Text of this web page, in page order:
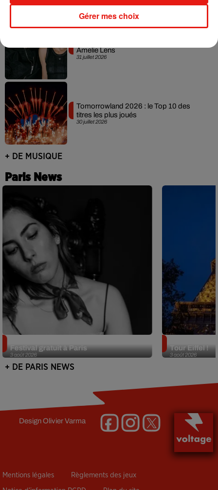
31 juillet 2026
Amelie Lens
30 juillet 2026
Tomorrowland 2026 : le Top 10 des
titres les plus joués
+ DE MUSIQUE
Paris News
3 août 2026
Festival gratuit à Paris
3 août 2026
Tour Eiffel !
+ DE PARIS NEWS
DesignOlivier Varma
Mentions légales Règlements des jeux
Gérer mes choix